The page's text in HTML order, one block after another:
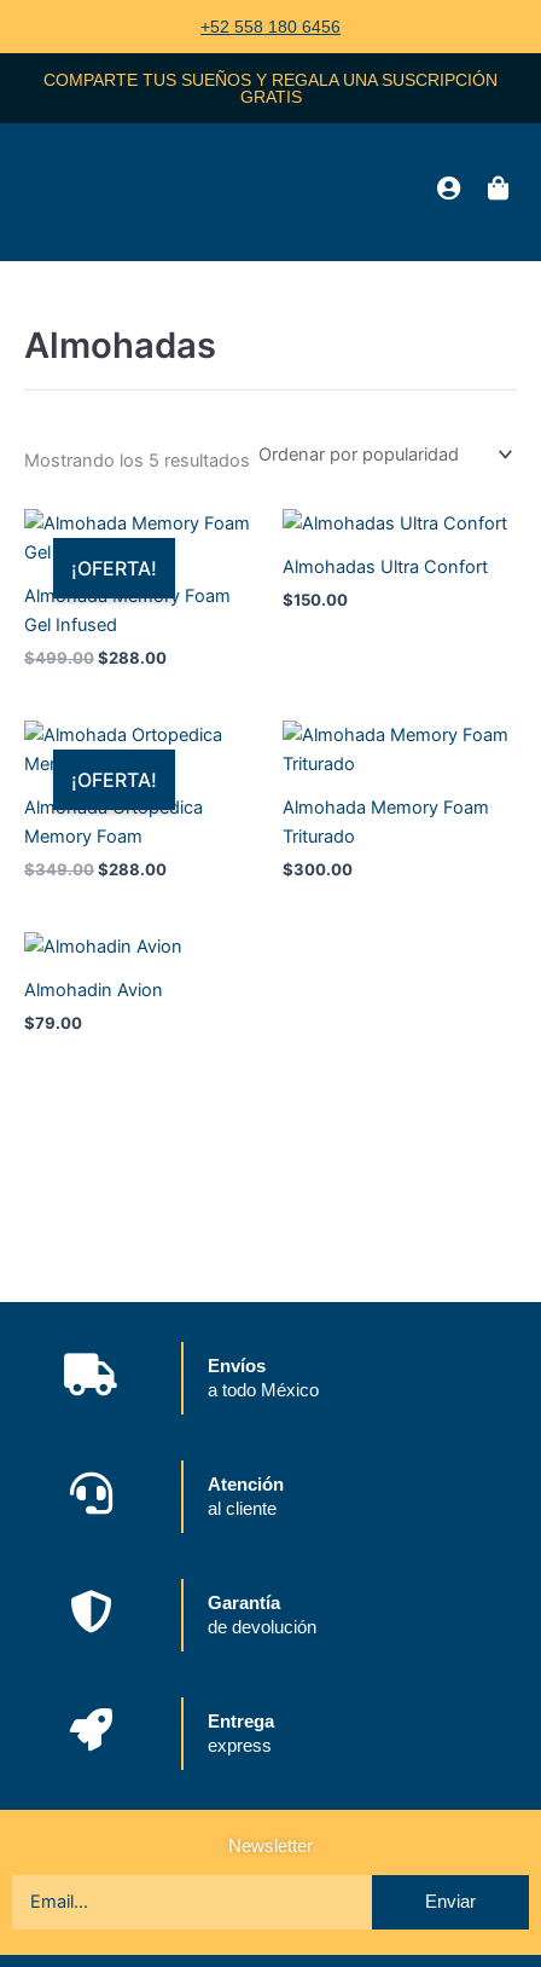
contenido
+52 558 180 6456
COMPARTE TUS SUEÑOS Y REGALA UNA SUSCRIPCIÓN
GRATIS
Almohadas
Mostrando los 5 resultados
por
popularidad
¡OFERTA!
Almohada Memory Foam
Gel Infused
$499.00
El
precio
original
era:
$499.00.
$288.00
El
precio
$288.00.
Almohadas Ultra Confort
$150.00
¡OFERTA!
Almohada Ortopedica
Memory Foam
$349.00
El
precio
original
era:
$349.00.
$288.00
El
precio
$288.00.
Almohada Memory Foam
Triturado
$300.00
Almohadin Avion
$79.00
Envíos
a todo México
Atención
al cliente
Garantía
de devolución
Entrega
express
Newsletter
Enviar